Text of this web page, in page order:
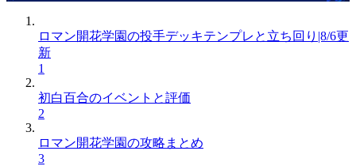
ロマン開花学園の投手デッキテンプレと立ち回り|8/6更
新
1
初白百合のイベントと評価
2
ロマン開花学園の攻略まとめ
3